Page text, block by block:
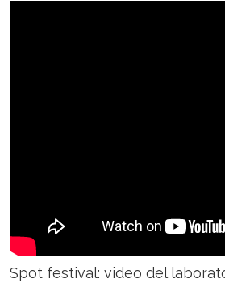
Spot festival: video del